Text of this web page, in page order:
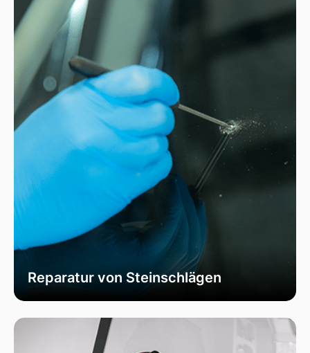
Reparatur von Steinschlägen
Sicherheit Ihrer Fahrzeugscheibe zu
gewährleisten. Vermeiden Sie größere Risse und